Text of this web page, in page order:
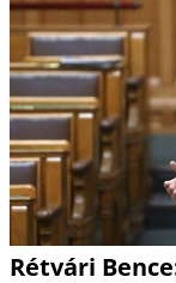
Rétvári